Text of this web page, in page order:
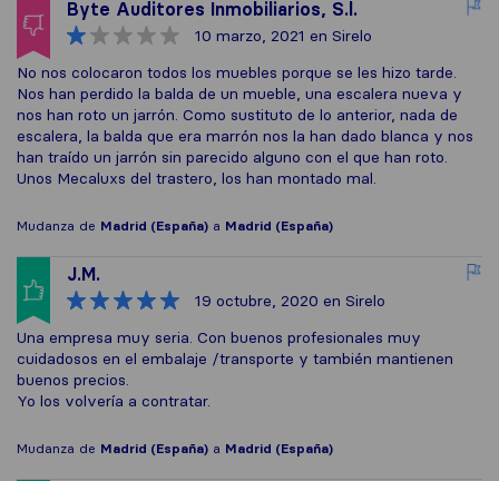
Byte Auditores Inmobiliarios, S.l.
10 marzo, 2021 en Sirelo
No nos colocaron todos los muebles porque se les hizo tarde.
Nos han perdido la balda de un mueble, una escalera nueva y
nos han roto un jarrón. Como sustituto de lo anterior, nada de
escalera, la balda que era marrón nos la han dado blanca y nos
han traído un jarrón sin parecido alguno con el que han roto.
Unos Mecaluxs del trastero, los han montado mal.
Mudanza de Madrid (España) a Madrid (España)
J.M.
19 octubre, 2020 en Sirelo
Una empresa muy seria. Con buenos profesionales muy
cuidadosos en el embalaje /transporte y también mantienen
buenos precios.
Yo los volvería a contratar.
Mudanza de Madrid (España) a Madrid (España)